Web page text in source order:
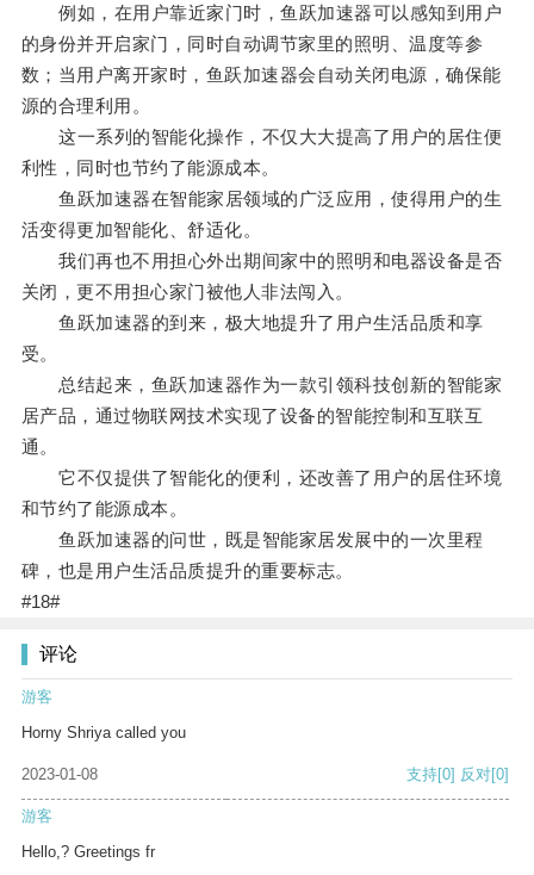
例如，在用户靠近家门时，鱼跃加速器可以感知到用户
的身份并开启家门，同时自动调节家里的照明、温度等参
数；当用户离开家时，鱼跃加速器会自动关闭电源，确保能
源的合理利用。
这一系列的智能化操作，不仅大大提高了用户的居住便
利性，同时也节约了能源成本。
鱼跃加速器在智能家居领域的广泛应用，使得用户的生
活变得更加智能化、舒适化。
我们再也不用担心外出期间家中的照明和电器设备是否
关闭，更不用担心家门被他人非法闯入。
鱼跃加速器的到来，极大地提升了用户生活品质和享
受。
总结起来，鱼跃加速器作为一款引领科技创新的智能家
居产品，通过物联网技术实现了设备的智能控制和互联互
通。
它不仅提供了智能化的便利，还改善了用户的居住环境
和节约了能源成本。
鱼跃加速器的问世，既是智能家居发展中的一次里程
碑，也是用户生活品质提升的重要标志。
#18#
评论
游客
Horny Shriya called you
2023-01-08 支持[0] 反对[0]
游客
Hello,? Greetings fr